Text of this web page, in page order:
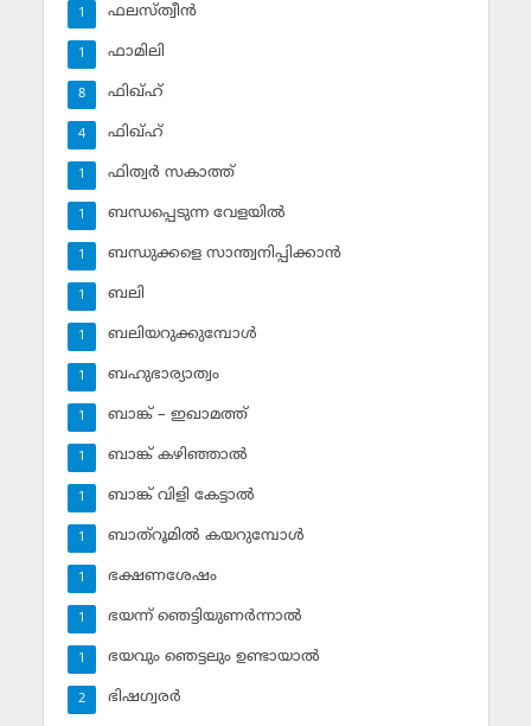
ഫലസ്ത്വീൻ
1
ഫാമിലി
1
ഫിഖ്ഹ്
8
ഫിഖ്ഹ്‌
4
ഫിത്വര്‍ സകാത്ത്‌
1
ബന്ധപ്പെടുന്ന വേളയില്‍
1
ബന്ധുക്കളെ സാന്ത്വനിപ്പിക്കാന്‍
1
ബലി
1
ബലിയറുക്കുമ്പോള്‍
1
ബഹുഭാര്യാത്വം
1
ബാങ്ക് – ഇഖാമത്ത്
1
ബാങ്ക് കഴിഞ്ഞാല്‍
1
ബാങ്ക് വിളി കേട്ടാല്‍
1
ബാത്‌റൂമില്‍ കയറുമ്പോള്‍
1
ഭക്ഷണശേഷം
1
ഭയന്ന് ഞെട്ടിയുണര്‍ന്നാല്‍
1
ഭയവും ഞെട്ടലും ഉണ്ടായാല്‍
1
ഭിഷഗ്വരര്‍
2